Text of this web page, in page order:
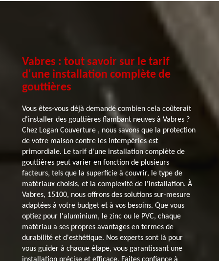
Vabres : tout savoir sur le tarif
d'une installation complète de
gouttières
Vous êtes-vous déjà demandé combien cela coûterait
d'installer des gouttières flambant neuves à Vabres ?
Chez Logan Couverture , nous savons que la protection
de votre maison contre les intempéries est
primordiale. Le tarif d'une installation complète de
gouttières peut varier en fonction de plusieurs
facteurs, tels que la superficie à couvrir, le type de
matériaux choisis, et la complexité de l'installation. À
Vabres, 15100, nous offrons des solutions sur-mesure
adaptées à votre budget et à vos besoins. Que vous
optiez pour l'aluminium, le zinc ou le PVC, chaque
matériau a ses propres avantages en termes de
durabilité et d'esthétique. Nos experts sont là pour
vous guider à chaque étape, vous garantissant une